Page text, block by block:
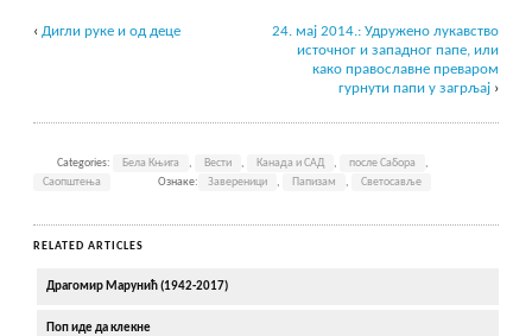
‹Дигли руке и од деце
24. мај 2014.: Удружено лукавство
источног и западног папе, или
како православне преваром
гурнути папи у загрљај›
Categories: Бела Књига , Вести , Канада и САД , после Сабора
,
Саопштења
Ознаке: Завереници , Папизам , Светосавље
RELATED ARTICLES
Драгомир Марунић (1942-2017)
Поп иде да клекне